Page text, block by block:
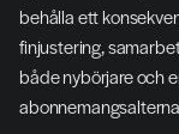
behålla ett
finjustering,
både nybörjare och